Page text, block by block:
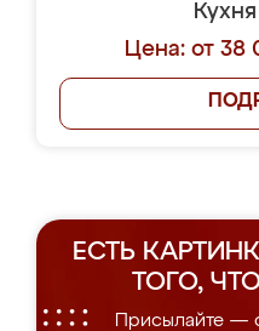
Цена: от 38
ЕСТЬ
ТОГО,
Присылайте —